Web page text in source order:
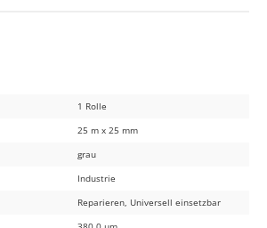
1 Rolle
25 m x 25 mm
grau
Industrie
Reparieren, Universell einsetzbar